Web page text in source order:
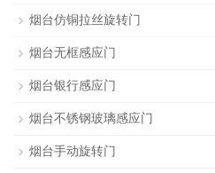
烟台仿铜拉丝旋转门
烟台无框感应门
烟台银行感应门
烟台不锈钢玻璃感应门
烟台手动旋转门